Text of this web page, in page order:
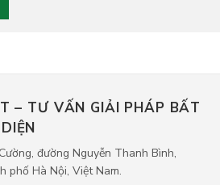
– TƯ VẤN GIẢI PHÁP BẤT
đường Nguyễn Thanh Bình,
phố Hà Nội, Việt Nam.